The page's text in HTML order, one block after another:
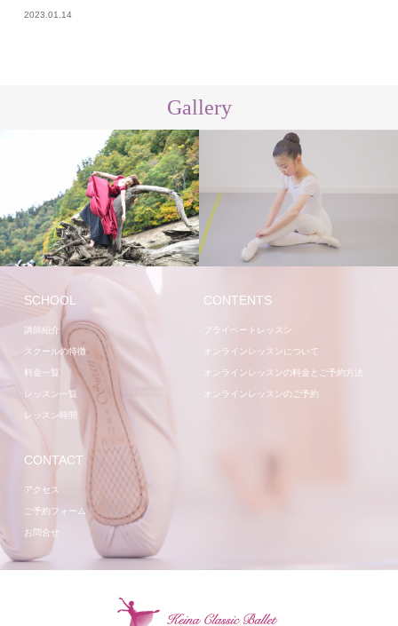
2023.01.14
Gallery
講師 レッスン
SCHOOL
講師紹介
スクールの特徴
料金一覧
レッスン一覧
レッスン時間
CONTENTS
プライベートレッスン
オンラインレッスンについて
オンラインレッスンの料金とご予約方法
オンラインレッスンのご予約
CONTACT
アクセス
ご予約フォーム
お問合せ